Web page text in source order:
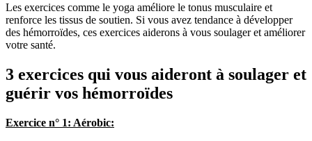
Les exercices comme le yoga améliore le tonus musculaire et
renforce les tissus de soutien. Si vous avez tendance à développer
des hémorroïdes, ces exercices aiderons à vous soulager et améliorer
votre santé.
3 exercices qui vous aideront à soulager et
guérir vos hémorroïdes
Exercice n° 1: Aérobic: